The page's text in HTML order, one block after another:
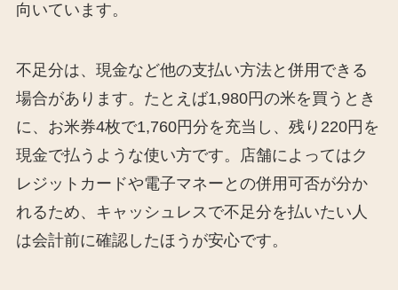
向いています。
不足分は、現金など他の支払い方法と併用できる
場合があります。たとえば1,980円の米を買うとき
に、お米券4枚で1,760円分を充当し、残り220円を
現金で払うような使い方です。店舗によってはク
レジットカードや電子マネーとの併用可否が分か
れるため、キャッシュレスで不足分を払いたい人
は会計前に確認したほうが安心です。